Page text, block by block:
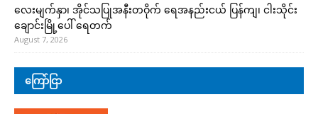
လေးမျက်နှာ၊ အိုင်သပြုအနီးတဝိုက် ရေအနည်းငယ် ပြန်ကျ၊ ငါးသိုင်း
ချောင်းမြို့ပေါ် ရေတက်
August 7, 2026
ကြော်ငြာ